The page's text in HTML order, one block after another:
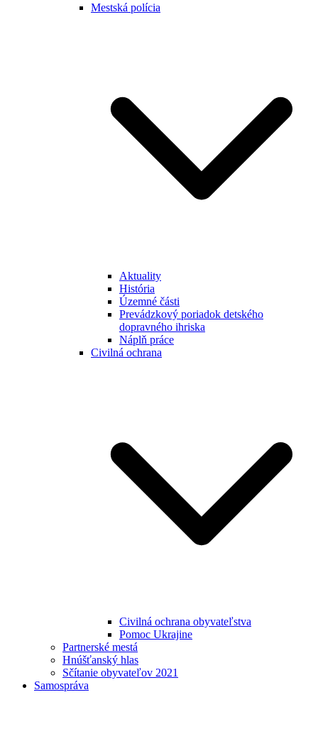
Mestská polícia
Aktuality
História
Územné části
Prevádzkový poriadok detského
dopravného ihriska
Náplň práce
Civilná ochrana
Civilná ochrana obyvateľstva
Pomoc Ukrajine
Partnerské mestá
Hnúšťanský hlas
Sčítanie obyvateľov 2021
Samospráva